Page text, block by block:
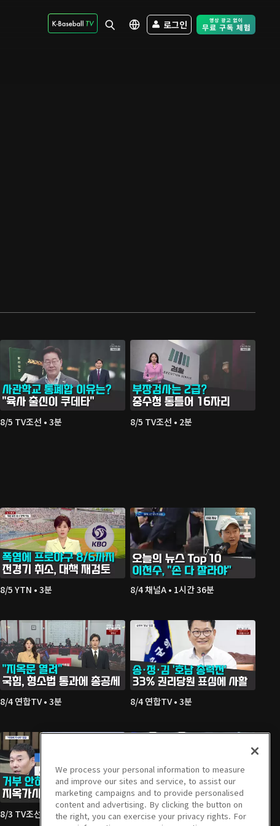
로그인 Free Trial -
8/5 TV조선 • 3분 8/5 TV조선 • 2분
8/5 YTN • 3분 8/4 채널A • 1시간 36분
8/4 연합TV • 3분 8/4 연합TV • 3분
8/3 TV조선 • 3분 8/3 채널A • 1시간 36분
We process your personal information to measure
and improve our sites and service, to assist our
marketing campaigns and to provide personalised
content and advertising. By clicking the button on
the right, you can exercise your privacy rights. For